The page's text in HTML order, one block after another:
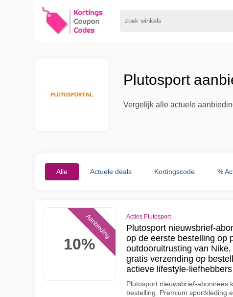
Plutosport
Vergelijk alle actuele
Alle Actuele deals Kortingscode %
10%
Aanbieding Acties Plutosport
Plutosport nieuwsbrief-
op de eerste bestelling op
outdooruitrusting van
gratis verzending op
actieve lifestyle-liefhebbers
Plutosport nieuwsbrief-abonnees
bestelling. Premium sportkleding